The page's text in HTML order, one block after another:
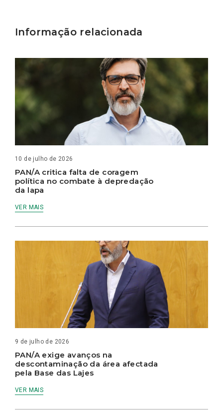
Informação relacionada
10 de julho de 2026
PAN/A critica falta de coragem
política no combate à depredação
da lapa
VER MAIS
9 de julho de 2026
PAN/A exige avanços na
descontaminação da área afectada
pela Base das Lajes
VER MAIS